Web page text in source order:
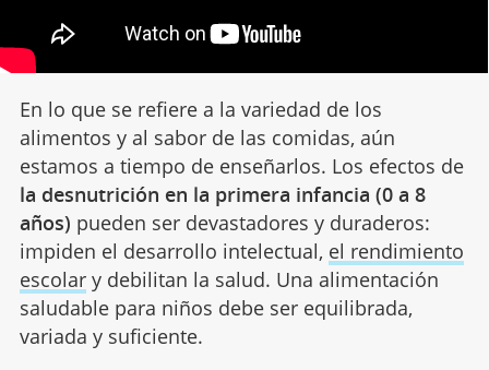
En lo que se refiere a la variedad de los
alimentos y al sabor de las comidas, aún
estamos a tiempo de enseñarlos. Los efectos de
la desnutrición en la primera infancia (0 a 8
años) pueden ser devastadores y duraderos:
impiden el desarrollo intelectual, el rendimiento
escolary debilitan la salud. Una alimentación
saludable para niños debe ser equilibrada,
variada y suficiente.